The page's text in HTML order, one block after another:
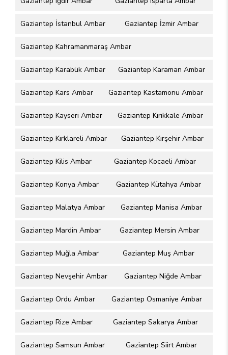
Gaziantep İstanbul Ambar Gaziantep İzmir Ambar
Gaziantep Kahramanmaraş Ambar
Gaziantep Karabük Ambar Gaziantep Karaman Ambar
Gaziantep Kars Ambar Gaziantep Kastamonu Ambar
Gaziantep Kayseri Ambar Gaziantep Kırıkkale Ambar
Gaziantep Kırklareli Ambar Gaziantep Kırşehir Ambar
Gaziantep Kilis Ambar Gaziantep Kocaeli Ambar
Gaziantep Konya Ambar Gaziantep Kütahya Ambar
Gaziantep Malatya Ambar Gaziantep Manisa Ambar
Gaziantep Mardin Ambar Gaziantep Mersin Ambar
Gaziantep Muğla Ambar Gaziantep Muş Ambar
Gaziantep Nevşehir Ambar Gaziantep Niğde Ambar
Gaziantep Ordu Ambar Gaziantep Osmaniye Ambar
Gaziantep Rize Ambar Gaziantep Sakarya Ambar
Gaziantep Samsun Ambar Gaziantep Siirt Ambar